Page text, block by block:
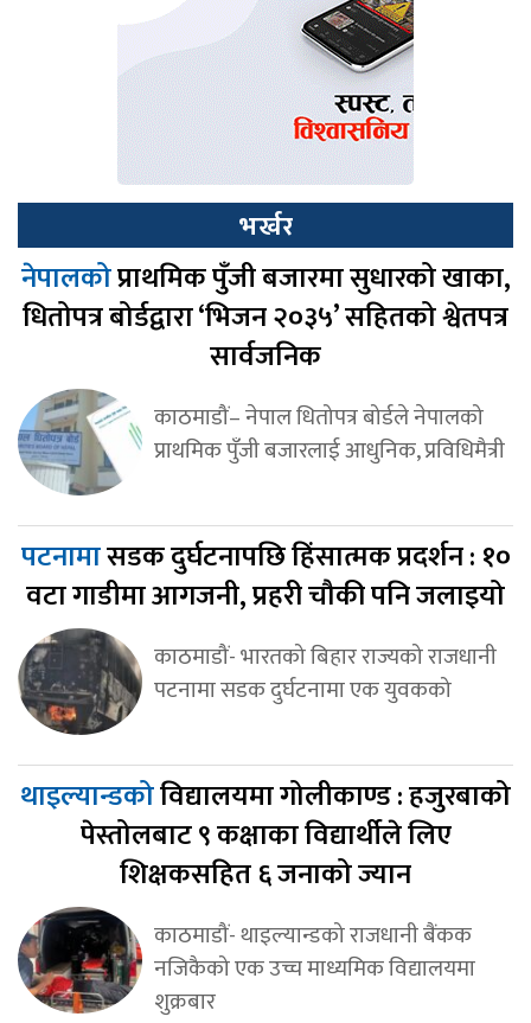
भर्खर
नेपालकोप्राथमिक पुँजी बजारमा सुधारको खाका,
धितोपत्र बोर्डद्वारा ‘भिजन २०३५’ सहितको श्वेतपत्र
सार्वजनिक
काठमाडौं– नेपाल धितोपत्र बोर्डले नेपालको
प्राथमिक पुँजी बजारलाई आधुनिक, प्रविधिमैत्री
पटनामासडक दुर्घटनापछि हिंसात्मक प्रदर्शन : १०
वटा गाडीमा आगजनी, प्रहरी चौकी पनि जलाइयो
काठमाडौं- भारतको बिहार राज्यको राजधानी
पटनामा सडक दुर्घटनामा एक युवकको
थाइल्यान्डकोविद्यालयमा गोलीकाण्ड : हजुरबाको
पेस्तोलबाट ९ कक्षाका विद्यार्थीले लिए
शिक्षकसहित ६ जनाको ज्यान
काठमाडौं- थाइल्यान्डको राजधानी बैंकक
नजिकैको एक उच्च माध्यमिक विद्यालयमा
शुक्रबार